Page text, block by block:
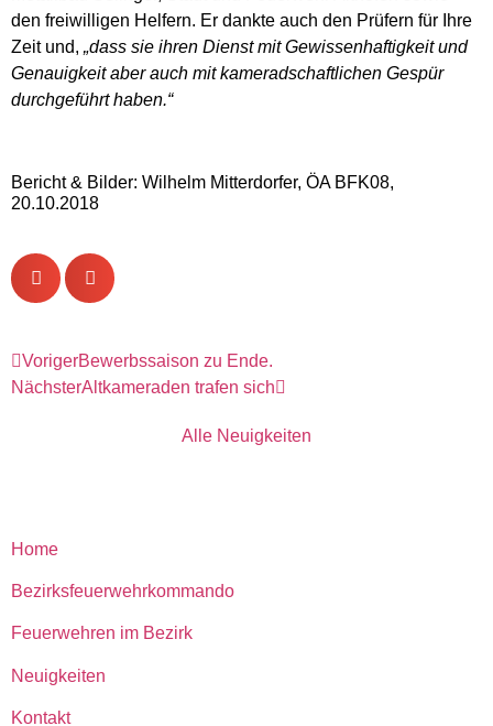
den freiwilligen Helfern. Er dankte auch den Prüfern für Ihre
Zeit und, „dass sie ihren Dienst mit Gewissenhaftigkeit und
Genauigkeit aber auch mit kameradschaftlichen Gespür
durchgeführt haben.“
Bericht & Bilder: Wilhelm Mitterdorfer, ÖA BFK08,
20.10.2018
VorigerBewerbssaison zu Ende.
NächsterAltkameraden trafen sich
Alle Neuigkeiten
Home
Bezirksfeuerwehrkommando
Feuerwehren im Bezirk
Neuigkeiten
Kontakt